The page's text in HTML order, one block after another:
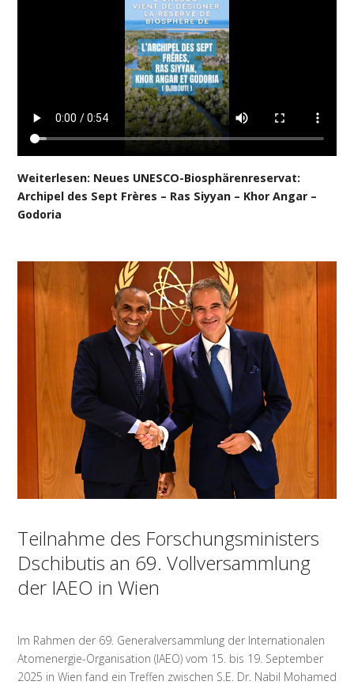
Weiterlesen: Neues UNESCO-Biosphärenreservat:
Archipel des Sept Frères – Ras Siyyan – Khor Angar –
Godoria
Teilnahme des Forschungsministers
Dschibutis an 69. Vollversammlung
der IAEO in Wien
Im Rahmen der 69. Generalversammlung der Internationalen
Atomenergie-Organisation (IAEO) vom 15. bis 19. September
2025 in Wien fand ein Treffen zwischen S.E. Dr. Nabil Mohamed